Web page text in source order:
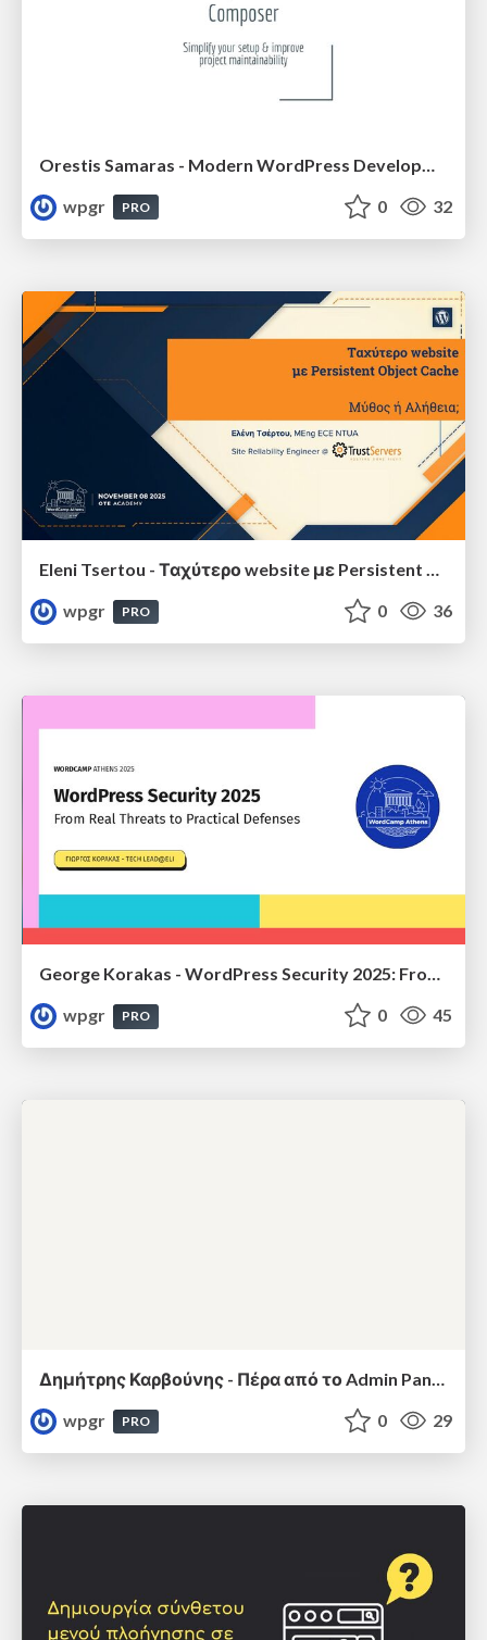
wpgr
PRO 0 32
Eleni Tsertou - Ταχύτερο website με Persistent Object Cache: Μύθος ή Αλήθεια;
wpgr
PRO 0 36
George Korakas - WordPress Security 2025: From Real Threats to Practical Defenses
wpgr
PRO 0 45
Δημήτρης Καρβούνης - Πέρα από το Admin Panel: Πώς να μιλήσεις στο WordPress σαν Developer μέσω REST API
wpgr
PRO 0 29